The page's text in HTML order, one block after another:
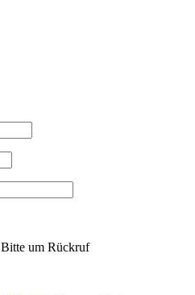
Bitte um Rückruf